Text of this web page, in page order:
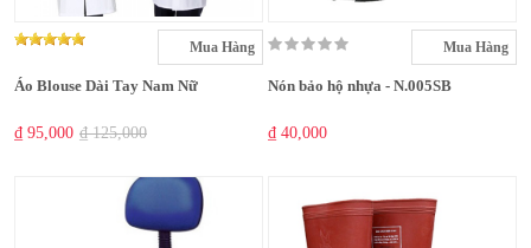
Mua Hàng
Áo Blouse Dài Tay Nam Nữ
₫ 95,000 ₫ 125,000
Mua Hàng
Nón bảo hộ nhựa - N.005SB
₫ 40,000